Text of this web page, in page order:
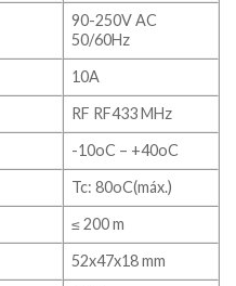
90-250V AC
50/60Hz
10A
RF RF433 MHz
-10oC – +40oC
Tc: 80oC(máx.)
≤ 200 m
52x47x18 mm